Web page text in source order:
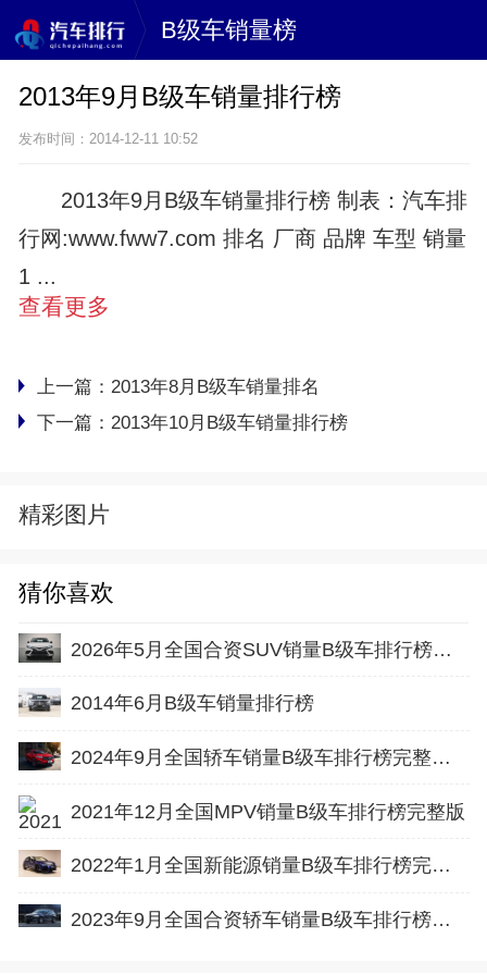
B级车销量榜
2013年9月B级车销量排行榜
发布时间：2014-12-11 10:52
2013年9月B级车销量排行榜 制表：汽车排
行网:www.fww7.com 排名 厂商 品牌 车型 销量
1 ...
查看更多
上一篇： 2013年8月B级车销量排名
下一篇： 2013年10月B级车销量排行榜
精彩图片
猜你喜欢
2026年5月全国合资SUV销量B级车排行榜完整版(批发量
2014年6月B级车销量排行榜
2024年9月全国轿车销量B级车排行榜完整版(零售量
2021年12月全国MPV销量B级车排行榜完整版
2022年1月全国新能源销量B级车排行榜完整版
2023年9月全国合资轿车销量B级车排行榜完整版(零售量